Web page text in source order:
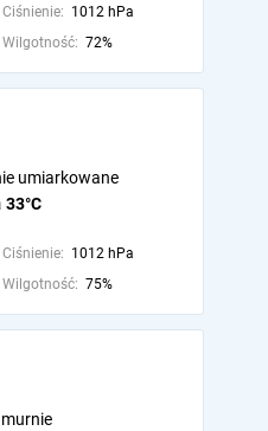
Ciśnienie: 1012 hPa
Wilgotność: 72%
33°C
umiarkowane
Ciśnienie: 1012 hPa
Wilgotność: 75%